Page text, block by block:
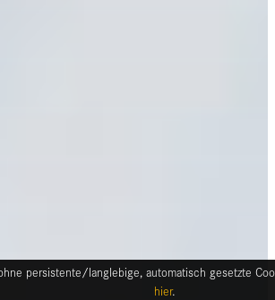
persistente/langlebige, automatisch gesetzte
hier.